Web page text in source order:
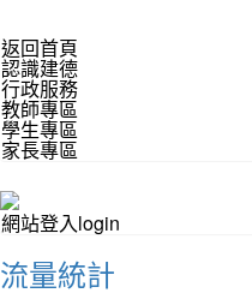
返回首頁
認識建德
行政服務
教師專區
學生專區
家長專區
網站登入login
流量統計